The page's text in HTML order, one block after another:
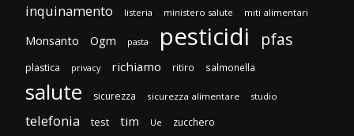
inquinamento listeria ministero salute miti alimentari
Monsanto Ogm pasta pesticidi pfas
plastica privacy richiamo ritiro salmonella
salute sicurezza sicurezza alimentare studio
telefonia test tim Ue zucchero